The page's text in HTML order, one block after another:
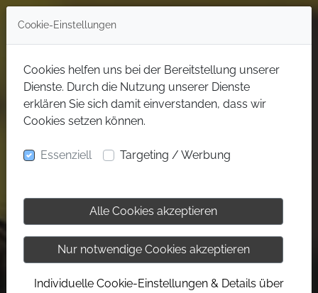
Cookie-Einstellungen
Cookies helfen uns bei der Bereitstellung unserer
Dienste. Durch die Nutzung unserer Dienste
erklären Sie sich damit einverstanden, dass wir
Cookies setzen können.
Essenziell Targeting / Werbung
Alle Cookies akzeptieren
Nur notwendige Cookies akzeptieren
Individuelle Cookie-Einstellungen & Details über